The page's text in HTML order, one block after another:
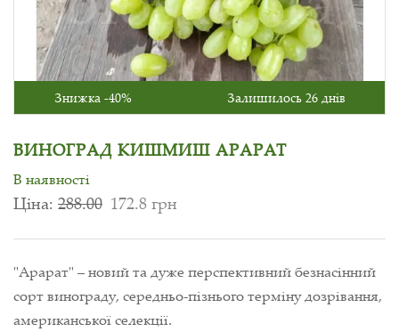
Знижка -40% Залишилось 26 днів
ВИНОГРАД КИШМИШ АРАРАТ
В наявності
Ціна: 288.00 172.8 грн
"Арарат" – новий та дуже перспективний безнасінний
сорт винограду, середньо-пізнього терміну дозрівання,
американської селекції.